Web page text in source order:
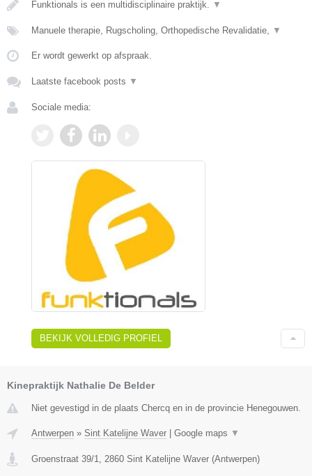
Funktionals is een multidisciplinaire praktijk. ▼
Manuele therapie, Rugscholing, Orthopedische Revalidatie, ▼
Er wordt gewerkt op afspraak.
Laatste facebook posts ▼
Sociale media:
BEKIJK VOLLEDIG PROFIEL
Kinepraktijk Nathalie De Belder
Niet gevestigd in de plaats Chercq en in de provincie Henegouwen.
Antwerpen » Sint Katelijne Waver Google maps ▼
Groenstraat 39/1, 2860 Sint Katelijne Waver (Antwerpen)